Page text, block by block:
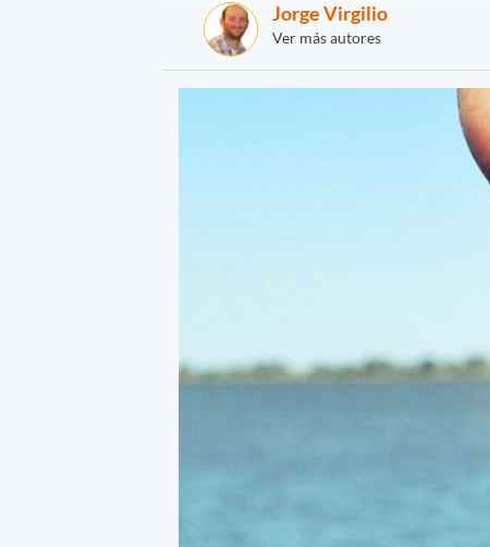
Jorge Virgilio
Ver más autores